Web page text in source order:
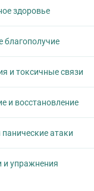
здоровье
благополучие
и токсичные связи
и восстановление
панические атаки
и упражнения